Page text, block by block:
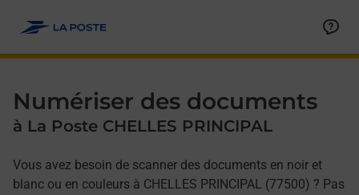
Numériser des documents
à La Poste CHELLES PRINCIPAL
Vous avez besoin de scanner des documents en noir et
blanc ou en couleurs à CHELLES PRINCIPAL (77500) ? Pas